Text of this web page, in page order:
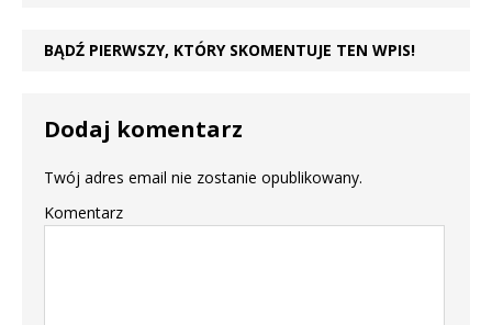
BĄDŹ PIERWSZY, KTÓRY SKOMENTUJE TEN WPIS!
Dodaj komentarz
Twój adres email nie zostanie opublikowany.
Komentarz